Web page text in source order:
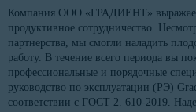
Компания ООО «ГРАДИЕНТ» выражает
продуктивное сотрудничество.
партнерства, мы смогли наладить
работу. В течение всего периода вы
профессиональные и порядочные
руководство по эксплуатации (РЭ)
соответствии с ГОСТ 2. 610-2019.